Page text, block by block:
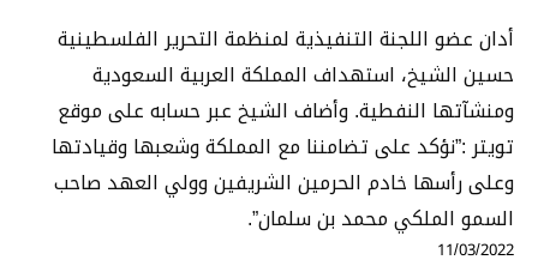
أدان عضو اللجنة التنفيذية لمنظمة التحرير الفلسطينية
حسين الشيخ، استهداف المملكة العربية السعودية
ومنشآتها النفطية. وأضاف الشيخ عبر حسابه على موقع
تويتر :”نؤكد على تضامننا مع المملكة وشعبها وقيادتها
وعلى رأسها خادم الحرمين الشريفين وولي العهد صاحب
السمو الملكي محمد بن سلمان”.
11/03/2022